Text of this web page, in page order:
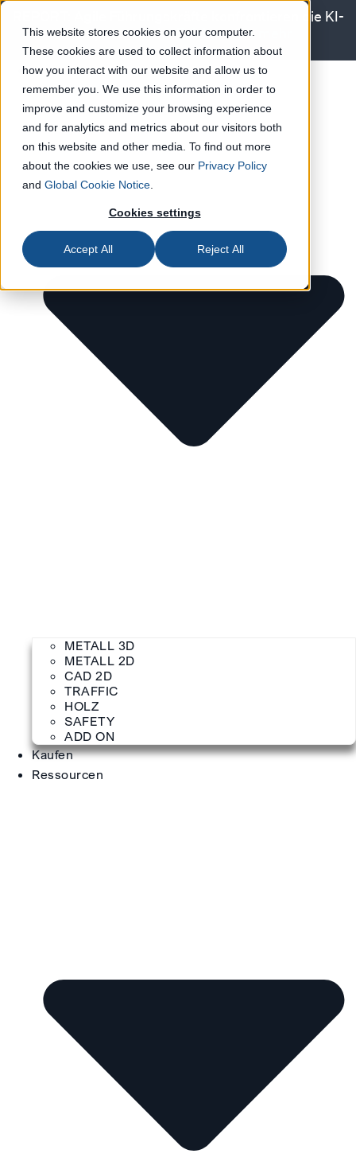
This website stores cookies on your computer.
These cookies are used to collect information about
how you interact with our website and allow us to
remember you. We use this information in order to
improve and customize your browsing experience
and for analytics and metrics about our visitors both
on this website and other media. To find out more
about the cookies we use, see our Privacy Policy
and Global Cookie Notice
Cookies settings
Accept All Reject All
REPORT: Agile Führungskräfte konfrontieren die KI-
Kompetenzlücke Erfahren Sie mehr
Produkt
METALL 3D
METALL 2D
CAD 2D
TRAFFIC
HOLZ
SAFETY
ADD ON
Kaufen
Ressourcen